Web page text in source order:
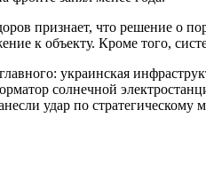
признает, что решение о
к объекту. Кроме того,
украинская
солнечной
удар по